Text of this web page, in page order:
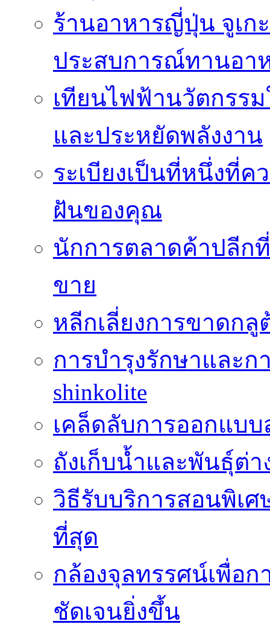
ร้านอาหารญี่ปุ่น จูเก
ประสบการณ์ทานอา
เทียนไฟฟ้านวัตกรร
และประหยัดพลังงาน
ระเบียงเป็นที่หนึ่งที่ค
ฝันของคุณ
นักการตลาดค้าปลีก
ขาย
หลีกเลี่ยงการขาดก
การบำรุงรักษาและ
shinkolite
เคล็ดลับการออกแบ
ถังเก็บน้ำและพันธุ์ต่า
วิธีรับบริการสอนพิเ
ที่สุด
กล้องจุลทรรศน์เพื่อ
ชัดเจนยิ่งขึ้น